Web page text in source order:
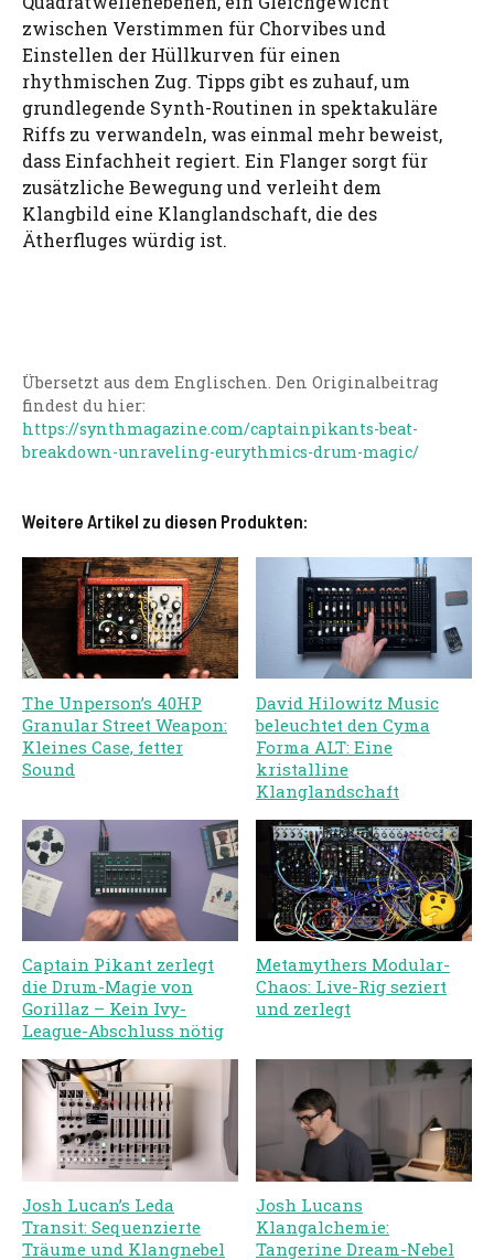
zwischen Verstimmen für Chorvibes und
Einstellen der Hüllkurven für einen
rhythmischen Zug. Tipps gibt es zuhauf, um
grundlegende Synth-Routinen in spektakuläre
Riffs zu verwandeln, was einmal mehr beweist,
dass Einfachheit regiert. Ein Flanger sorgt für
zusätzliche Bewegung und verleiht dem
Klangbild eine Klanglandschaft, die des
Ätherfluges würdig ist.
Übersetzt aus dem Englischen. Den Originalbeitrag
findest du hier:
https://synthmagazine.com/captainpikants-beat-
breakdown-unraveling-eurythmics-drum-magic/
Weitere Artikel zu diesen Produkten:
The Unperson’s 40HP
Granular Street Weapon:
Kleines Case, fetter
Sound
David Hilowitz Music
beleuchtet den Cyma
Forma ALT: Eine
kristalline
Klanglandschaft
Captain Pikant zerlegt
die Drum-Magie von
Gorillaz – Kein Ivy-
League-Abschluss nötig
Metamythers Modular-
Chaos: Live-Rig seziert
und zerlegt
Josh Lucan’s Leda
Transit: Sequenzierte
Träume und Klangnebel
Josh Lucans
Klangalchemie:
Tangerine Dream-Nebel